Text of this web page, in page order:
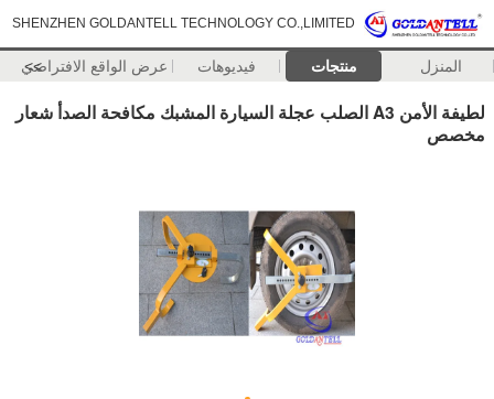
SHENZHEN GOLDANTELL TECHNOLOGY CO.,LIMITED
المنزل منتجات فيديوهات عرض الواقع الافتراضي
>>
لطيفة الأمن A3 الصلب عجلة السيارة المشبك مكافحة الصدأ شعار
مخصص